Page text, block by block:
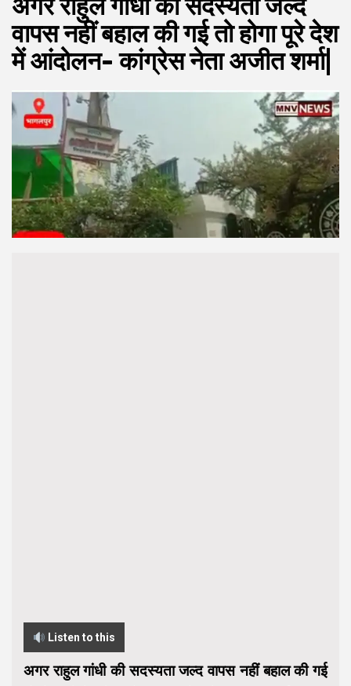
अगर राहुल गांधी की सदस्यता जल्द
वापस नहीं बहाल की गई तो होगा पूरे देश
में आंदोलन- कांग्रेस नेता अजीत शर्मा|
Listen to this
अगर राहुल गांधी की सदस्यता जल्द वापस नहीं बहाल की गई